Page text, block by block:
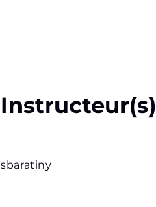
Instructeur(s)
sbaratiny